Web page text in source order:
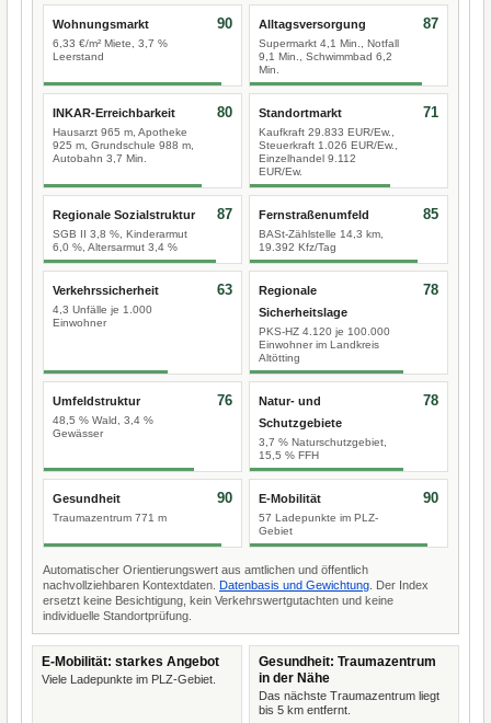
Wohnungsmarkt
6,33 €/m² Miete, 3,7 %
Leerstand
90 Alltagsversorgung
Supermarkt 4,1 Min., Notfall
9,1 Min., Schwimmbad 6,2
Min.
87
INKAR-Erreichbarkeit
Hausarzt 965 m, Apotheke
925 m, Grundschule 988 m,
Autobahn 3,7 Min.
80 Standortmarkt
Kaufkraft 29.833 EUR/Ew.,
Steuerkraft 1.026 EUR/Ew.,
Einzelhandel 9.112
EUR/Ew.
71
Regionale Sozialstruktur
SGB II 3,8 %, Kinderarmut
6,0 %, Altersarmut 3,4 %
87 Fernstraßenumfeld
BASt-Zählstelle 14,3 km,
19.392 Kfz/Tag
85
Verkehrssicherheit
4,3 Unfälle je 1.000
Einwohner
63
Regionale
Sicherheitslage
PKS-HZ 4.120 je 100.000
Einwohner im Landkreis
Altötting
78
Umfeldstruktur
48,5 % Wald, 3,4 %
Gewässer
76
Natur- und
Schutzgebiete
3,7 % Naturschutzgebiet,
15,5 % FFH
78
Gesundheit
Traumazentrum 771 m
90 E-Mobilität
57 Ladepunkte im PLZ-
Gebiet
90
Automatischer Orientierungswert aus amtlichen und öffentlich
nachvollziehbaren Kontextdaten. Datenbasis und Gewichtung . Der Index
ersetzt keine Besichtigung, kein Verkehrswertgutachten und keine
individuelle Standortprüfung.
E-Mobilität: starkes Angebot
Viele Ladepunkte im PLZ-Gebiet.
Gesundheit: Traumazentrum
in der Nähe
Das nächste Traumazentrum liegt
bis 5 km entfernt.